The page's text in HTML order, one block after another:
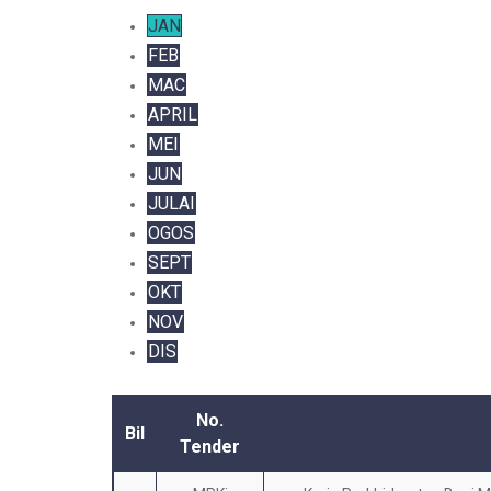
JAN
FEB
MAC
APRIL
MEI
JUN
JULAI
OGOS
SEPT
OKT
NOV
DIS
Bil
No.
Tender